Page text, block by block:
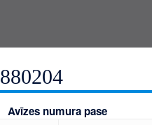
Avīzes numura pase